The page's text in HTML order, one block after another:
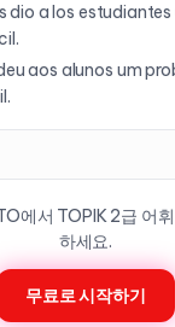
dio a los
aos alunos um
에서 TOPIK2급 어
하세요.
무료로 시작하기